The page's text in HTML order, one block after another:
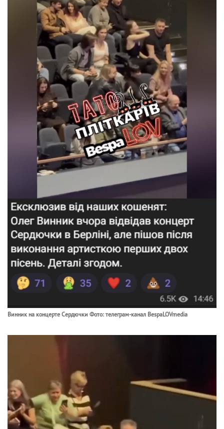
Винник на концерте Сердючки Фото: телеграм-канал BespaLOVmedia